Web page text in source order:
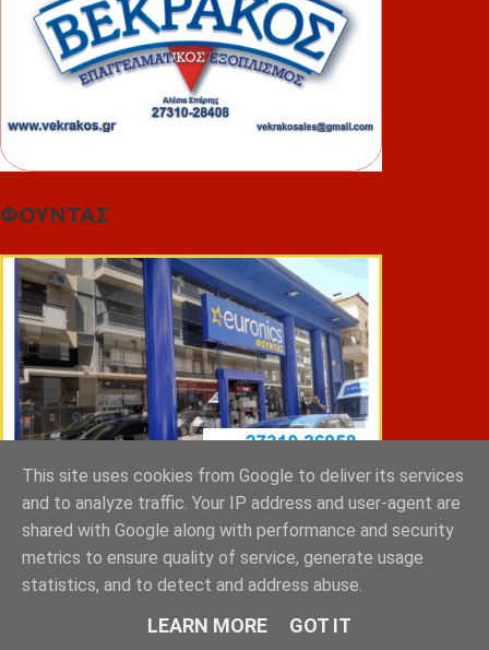
ΦΟΥΝΤΑΣ
ΣΠΥΡΑΚΗΣ ΠΑΝΑΓΙΩΤΗΣ & YIOI ΣΠΑΡΤΗ
This site uses cookies from Google to deliver its services
and to analyze traffic. Your IP address and user-agent are
shared with Google along with performance and security
metrics to ensure quality of service, generate usage
statistics, and to detect and address abuse.
LEARN MORE GOT IT